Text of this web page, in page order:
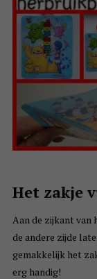
Het zakje
Aan de zijkant van
de andere zijde
gemakkelijk het
erg handig!